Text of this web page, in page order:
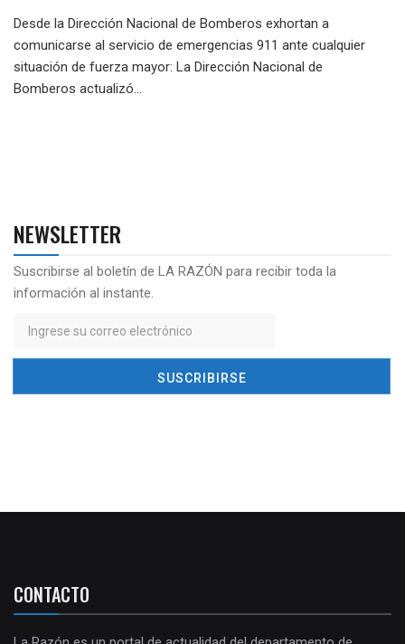
Desde la Dirección Nacional de Bomberos exhortan a
comunicarse al servicio de emergencias 911 ante cualquier
situación de fuerza mayor: La Dirección Nacional de
Bomberos actualizó...
NEWSLETTER
Suscribirse al boletín de LA RAZÓN para recibir toda la
información al instante.
CONTACTO